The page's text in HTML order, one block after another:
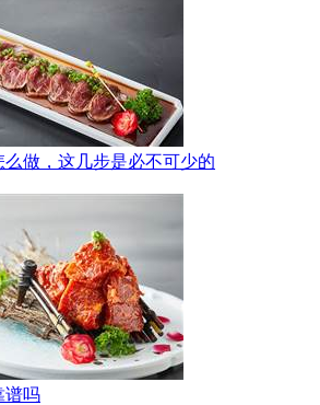
么做，这几步是必不可少的
谱吗